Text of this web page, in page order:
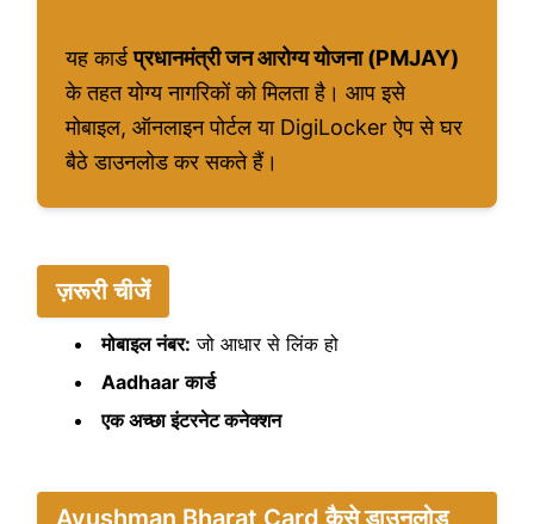
यह कार्डप्रधानमंत्री जन आरोग्य योजना (PMJAY)
के तहत योग्य नागरिकों को मिलता है। आप इसे
मोबाइल, ऑनलाइन पोर्टल या DigiLocker ऐप से घर
बैठे डाउनलोड कर सकते हैं।
ज़रूरी चीजें
मोबाइल नंबर: जो आधार से लिंक हो
Aadhaar कार्ड
एक अच्छा इंटरनेट कनेक्शन